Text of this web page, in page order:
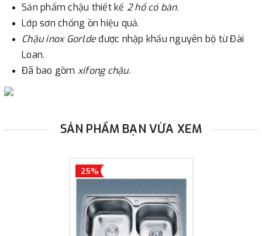
Sản phẩm chậu thiết kế 2 hố có bàn.
Lớp sơn chống ồn hiệu quả.
Chậu inox Gorldeđược nhập khẩu nguyên bộ từ Đài
Loan.
Đã bao gồm xifong chậu.
SẢN PHẨM BẠN VỪA XEM
25%